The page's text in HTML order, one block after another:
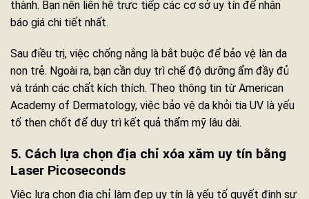
thành. Bạn nên liên hệ trực tiếp các cơ sở uy tín để nhận
báo giá chi tiết nhất.
Sau điều trị, việc chống nắng là bắt buộc để bảo vệ làn da
non trẻ. Ngoài ra, bạn cần duy trì chế độ dưỡng ẩm đầy đủ
và tránh các chất kích thích. Theo thông tin từ American
Academy of Dermatology, việc bảo vệ da khỏi tia UV là yếu
tố then chốt để duy trì kết quả thẩm mỹ lâu dài.
5. Cách lựa chọn địa chỉ xóa xăm uy tín bằng
Laser Picoseconds
Việc lựa chọn địa chỉ làm đẹp uy tín là yếu tố quyết định sự